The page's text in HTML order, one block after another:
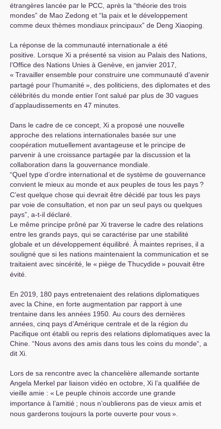
étrangères lancée par le PCC , après la “théorie des trois
mondes” de Mao Zedong et “la paix et le développement
comme deux thèmes mondiaux principaux” de Deng Xiaoping.
La réponse de la communauté internationale a été
positive. Lorsque Xi a présenté sa vision au Palais des Nations,
l’Office des Nations Unies à Genève, en janvier 2017,
« Travailler ensemble pour construire une communauté d’avenir
partagé pour l’humanité», des politiciens, des diplomates et des
célébrités du monde entier l’ont salué par plus de 30 vagues
d’applaudissements en 47 minutes.
Dans le cadre de ce concept, Xi a proposé une nouvelle
approche des relations internationales basée sur une
coopération mutuellement avantageuse et le principe de
parvenir à une croissance partagée par la discussion et la
collaboration dans la gouvernance mondiale.
“Quel type d’ordre international et de système de gouvernance
convient le mieux au monde et aux peuples de tous les pays?
C’est quelque chose qui devrait être décidé par tous les pays
par voie de consultation, et non par un seul pays ou quelques
pays”, a-t-il déclaré.
Le même principe prôné par Xi traverse le cadre des relations
entre les grands pays, qui se caractérise par une stabilité
globale et un développement équilibré. À maintes reprises, il a
souligné que si les nations maintenaient la communication et se
traitaient avec sincérité, le « piège de Thucydide» pouvait être
évité.
En 2019, 180 pays entretenaient des relations diplomatiques
avec la Chine, en forte augmentation par rapport à une
trentaine dans les années 1950. Au cours des dernières
années, cinq pays d’Amérique centrale et de la région du
Pacifique ont établi ou repris des relations diplomatiques avec la
Chine. “Nous avons des amis dans tous les coins du monde“, a
dit Xi.
Lors de sa rencontre avec la chancelière allemande sortante
Angela Merkel par liaison vidéo en octobre, Xi l’a qualifiée de
vieille amie : « Le peuple chinois accorde une grande
importance à l’amitié ; nous n’oublierons pas de vieux amis et
nous garderons toujours la porte ouverte pour vous».